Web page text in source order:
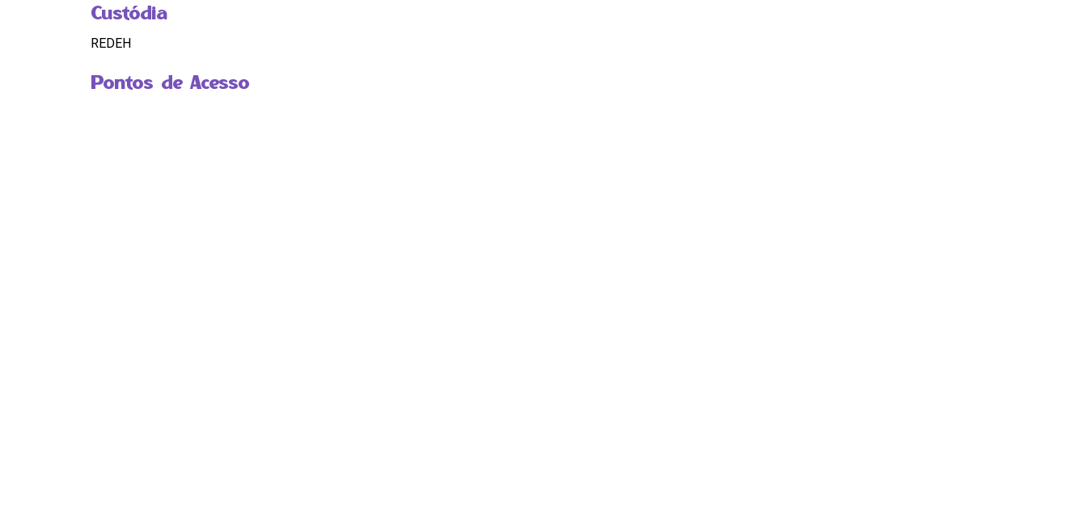
Custódia
REDEH
Pontos de Acesso